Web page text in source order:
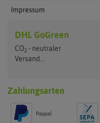
Impressum
DHL GoGreen
CO2 - neutraler
Versand...
Zahlungsarten
Paypal